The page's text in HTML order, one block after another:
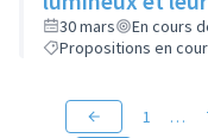
30 mars
En cours
Propositions en
1 …